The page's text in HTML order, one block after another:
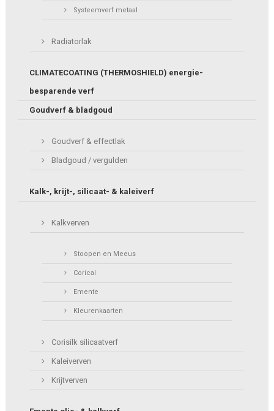
Systeemverf metaal
Radiatorlak
CLIMATECOATING (THERMOSHIELD) energie-
besparende verf
Goudverf & bladgoud
Goudverf & effectlak
Bladgoud / vergulden
Kalk-, krijt-, silicaat- & kaleiverf
Kalkverven
Stoopen en Meeus
Corical
Emente
Kleurenkaarten
Corisilk silicaatverf
Kaleiverven
Krijtverven